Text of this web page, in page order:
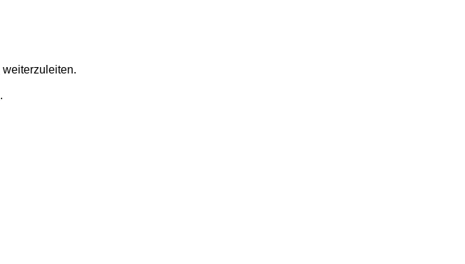
weiterzuleiten.
.